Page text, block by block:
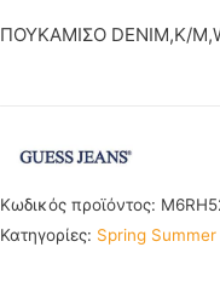
ΠΟΥΚΑΜΙΣΟ DENIM,K/
Κωδικός προϊόντος:
Κατηγορίες: Spring